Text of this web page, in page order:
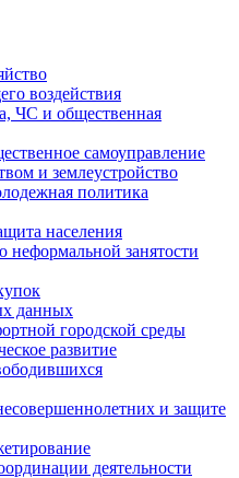
воздействия
ЧС и общественная
самоуправление
и землеустройство
политика
населения
занятости
данных
городской среды
развитие
и защите
деятельности